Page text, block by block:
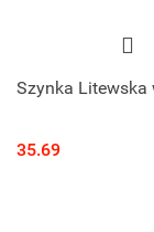
Szynka Litewska
35.69